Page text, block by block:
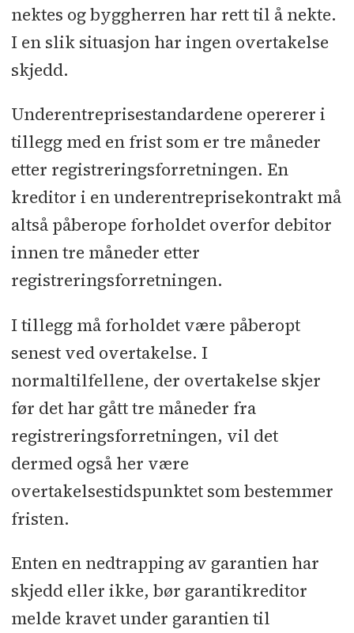
nektes og byggherren har rett til å nekte.
I en slik situasjon har ingen overtakelse
skjedd.
Underentreprisestandardene opererer i
tillegg med en frist som er tre måneder
etter registreringsforretningen. En
kreditor i en underentreprisekontrakt må
altså påberope forholdet overfor debitor
innen tre måneder etter
registreringsforretningen.
I tillegg må forholdet være påberopt
senest ved overtakelse. I
normaltilfellene, der overtakelse skjer
før det har gått tre måneder fra
registreringsforretningen, vil det
dermed også her være
overtakelsestidspunktet som bestemmer
fristen.
Enten en nedtrapping av garantien har
skjedd eller ikke, bør garantikreditor
melde kravet under garantien til